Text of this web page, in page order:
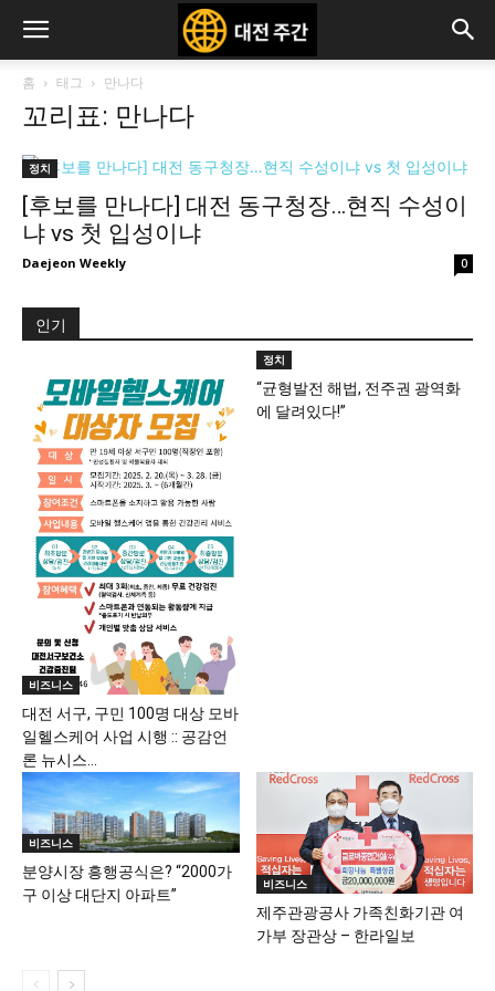
홈 태그 만나다
꼬리표: 만나다
정치
[후보를 만나다] 대전 동구청장…현직 수성이
냐 vs 첫 입성이냐
Daejeon Weekly 0
인기
비즈니스
대전 서구, 구민 100명 대상 모바
일헬스케어 사업 시행 :: 공감언
론 뉴시스...
정치
“균형발전 해법, 전주권 광역화
에 달려있다!”
비즈니스
분양시장 흥행공식은? “2000가
구 이상 대단지 아파트”
비즈니스
제주관광공사 가족친화기관 여
가부 장관상 – 한라일보